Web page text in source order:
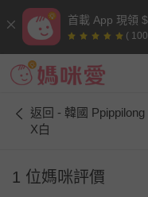
首載 App 現領
(
返回 - 韓國
X白
1 位媽咪評價